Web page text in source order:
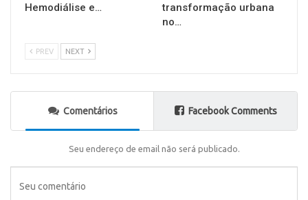
Hemodiálise e…
transformação urbana
no…
PREV NEXT
Comentários Facebook Comments
Seu endereço de email não será publicado.